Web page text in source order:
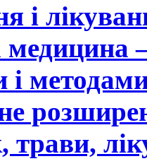
і
і
трави,